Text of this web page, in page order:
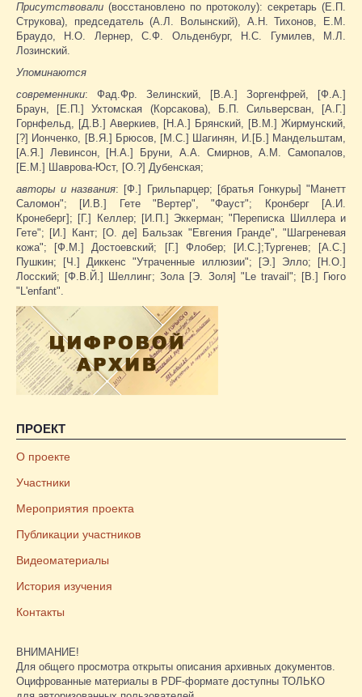
Присутствовали (восстановлено по протоколу): секретарь (Е.П.
Струкова), председатель (А.Л. Волынский), А.Н. Тихонов, Е.М.
Браудо, Н.О. Лернер, С.Ф. Ольденбург, Н.С. Гумилев, М.Л.
Лозинский.
Упоминаются
современники: Фад.Фр. Зелинский, [В.А.] Зоргенфрей, [Ф.А.]
Браун, [Е.П.] Ухтомская (Корсакова), Б.П. Сильверсван, [А.Г.]
Горнфельд, [Д.В.] Аверкиев, [Н.А.] Брянский, [В.М.] Жирмунский,
[?] Ионченко, [В.Я.] Брюсов, [М.С.] Шагинян, И.[Б.] Мандельштам,
[А.Я.] Левинсон, [Н.А.] Бруни, А.А. Смирнов, А.М. Самопалов,
[Е.М.] Шаврова-Юст, [О.?] Дубенская;
авторы и названия: [Ф.] Грильпарцер; [братья Гонкуры] "Манетт
Саломон"; [И.В.] Гете "Вертер", "Фауст"; Кронберг [А.И.
Кронеберг]; [Г.] Келлер; [И.П.] Эккерман; "Переписка Шиллера и
Гете"; [И.] Кант; [О. де] Бальзак "Евгения Гранде", "Шагреневая
кожа"; [Ф.М.] Достоевский; [Г.] Флобер; [И.С.];Тургенев; [А.С.]
Пушкин; [Ч.] Диккенс "Утраченные иллюзии"; [Э.] Элло; [Н.О.]
Лосский; [Ф.В.Й.] Шеллинг; Зола [Э. Золя] "Le travail"; [В.] Гюго
"L'enfant".
ПРОЕКТ
О проекте
Участники
Мероприятия проекта
Публикации участников
Видеоматериалы
История изучения
Контакты
ВНИМАНИЕ!
Для общего просмотра открыты описания архивных документов.
Оцифрованные материалы в PDF-формате доступны ТОЛЬКО